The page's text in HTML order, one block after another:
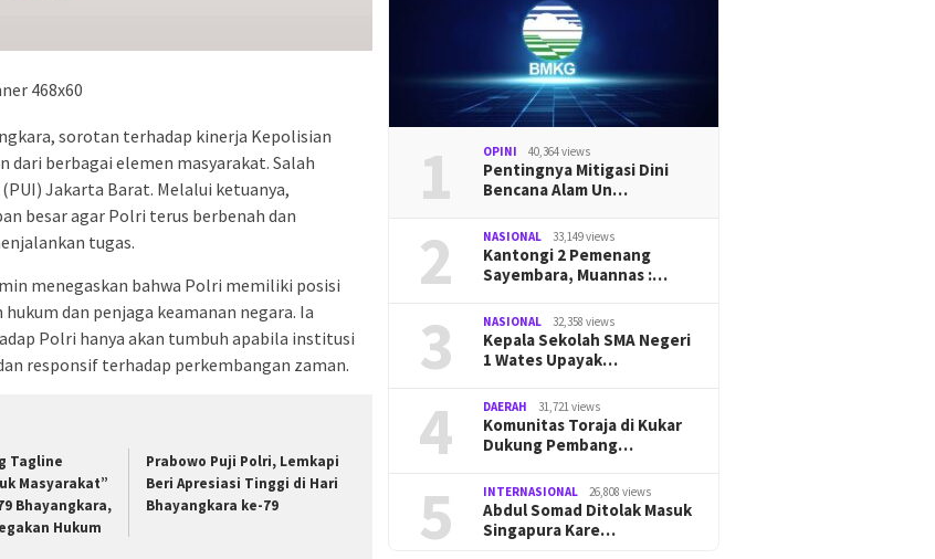
sorotan terhadap kinerja Kepolisian
berbagai elemen masyarakat. Salah
Jakarta Barat. Melalui ketuanya,
besar agar Polri terus berbenah dan
tugas.
menegaskan bahwa Polri memiliki posisi
dan penjaga keamanan negara. Ia
Polri hanya akan tumbuh apabila institusi
responsif terhadap perkembangan zaman.
Tagline
Masyarakat”
Bhayangkara,
Hukum
Prabowo Puji Polri, Lemkapi
Beri Apresiasi Tinggi di Hari
Bhayangkara ke-79
1 OPINI 40,364 views
Pentingnya Mitigasi Dini
Bencana Alam Un…
2 NASIONAL 33,149 views
Kantongi 2 Pemenang
Sayembara, Muannas :…
3 NASIONAL 32,358 views
Kepala Sekolah SMA Negeri
1 Wates Upayak…
4 DAERAH 31,721 views
Komunitas Toraja di Kukar
Dukung Pembang…
5 INTERNASIONAL 26,808 views
Abdul Somad Ditolak Masuk
Singapura Kare…